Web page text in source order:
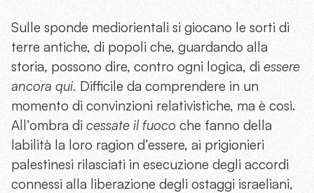
Sulle sponde mediorientali si giocano le sorti di
terre antiche, di popoli che, guardando alla
storia, possono dire, contro ogni logica, di essere
ancora qui. Difficile da comprendere in un
momento di convinzioni relativistiche, ma è così.
All’ombra di cessate il fuoco che fanno della
labilità la loro ragion d’essere, ai prigionieri
palestinesi rilasciati in esecuzione degli accordi
connessi alla liberazione degli ostaggi israeliani,